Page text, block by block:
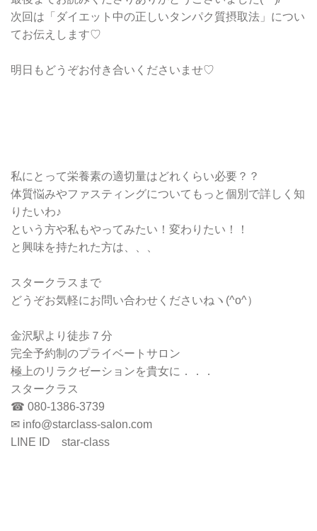
次回は「ダイエット中の正しいタンパク質摂取法」につい
てお伝えします♡
明日もどうぞお付き合いくださいませ♡
私にとって栄養素の適切量はどれくらい必要？？
体質悩みやファスティングについてもっと個別で詳しく知
りたいわ♪
という方や私もやってみたい！変わりたい！！
と興味を持たれた方は、、、
スタークラスまで
どうぞお気軽にお問い合わせくださいねヽ(^o^）
金沢駅より徒歩７分
完全予約制のプライベートサロン
極上のリラクゼーションを貴女に．．．
スタークラス
☎ 080-1386-3739
✉ info@starclass-salon.com
LINE ID star-class